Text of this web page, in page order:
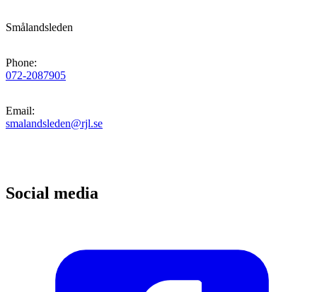
Smålandsleden
Phone:
072-2087905
Email:
smalandsleden@rjl.se
Social media